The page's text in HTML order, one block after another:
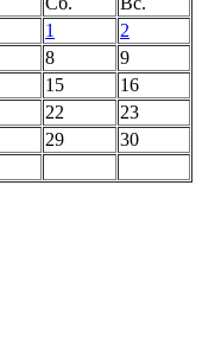
1
2
8
9
15
16
22
23
29
30